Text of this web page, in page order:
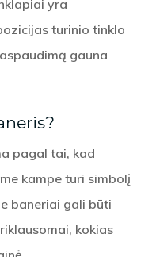
yra
turinio tinklo
gauna
pagal tai, kad
kampe turi simbolį
baneriai gali būti
kokias